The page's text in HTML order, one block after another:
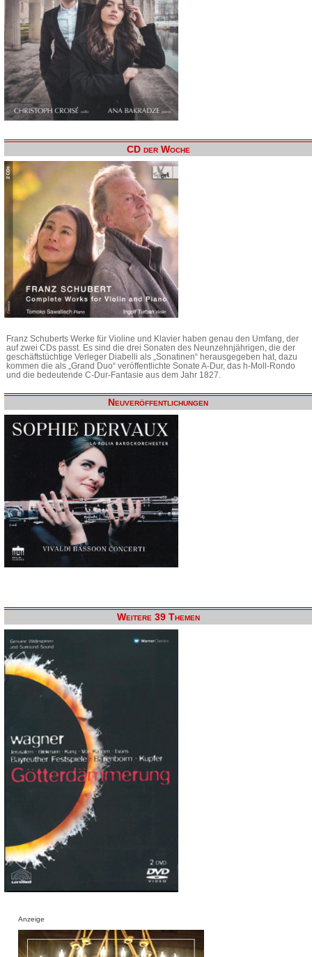
CD der Woche
Franz Schuberts Werke für Violine und Klavier haben genau den Umfang, der
auf zwei CDs passt. Es sind die drei Sonaten des Neunzehnjährigen, die der
geschäftstüchtige Verleger Diabelli als „Sonatinen“ herausgegeben hat, dazu
kommen die als „Grand Duo“ veröffentlichte Sonate A-Dur, das h-Moll-Rondo
und die bedeutende C-Dur-Fantasie aus dem Jahr 1827.
Neuveröffentlichungen
Weitere 39 Themen
Anzeige